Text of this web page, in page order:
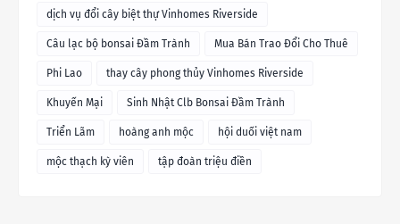
dịch vụ đổi cây biệt thự Vinhomes Riverside
Câu lạc bộ bonsai Đầm Trành Mua Bán Trao Đổi Cho Thuê
Phi Lao thay cây phong thủy Vinhomes Riverside
Khuyến Mại Sinh Nhật Clb Bonsai Đầm Trành
Triển Lãm hoàng anh mộc hội duối việt nam
mộc thạch kỳ viên tập đoàn triệu điền